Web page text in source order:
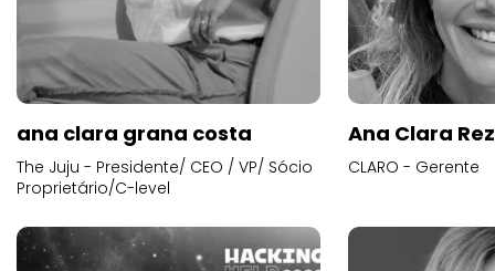
ana clara grana costa
The Juju - Presidente/ CEO / VP/ Sócio
Proprietário/C-level
Ana Clara
CLARO - Gerente